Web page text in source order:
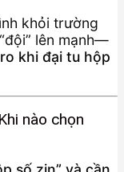
khỏi trường
lên mạnh—
khi đại tu hộp
nào chọn